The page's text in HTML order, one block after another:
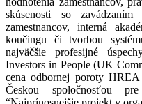
skúsenosti so zavádzaním
zamestnancov, interná
koučingu či tvorbou
najväčšie profesijné
Investors in People (UK
cena odbornej poroty
Českou spoločnosťou